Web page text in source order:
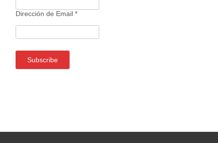
Dirección de Email *